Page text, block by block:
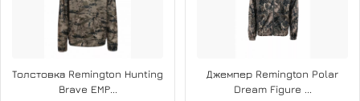
Толстовка Remington Нunting
Brave ЕМР...
Джемпер Remington Polar
Dream Figure ...